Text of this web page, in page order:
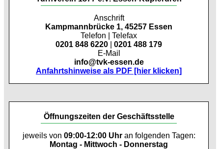
Anschrift
Kampmannbrücke 1, 45257 Essen
Telefon | Telefax
0201 848 6220
0201 488 179
E-Mail
info@tvk-essen.de
Anfahrtshinweise als PDF [hier klicken]
Öffnungszeiten der Geschäftsstelle
jeweils von 09:00-12:00 Uhran folgenden Tagen:
Montag - Mittwoch - Donnerstag